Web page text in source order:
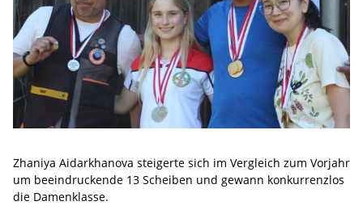
Zhaniya Aidarkhanova steigerte sich im Vergleich zum Vorjahr
um beeindruckende 13 Scheiben und gewann konkurrenzlos
die Damenklasse.